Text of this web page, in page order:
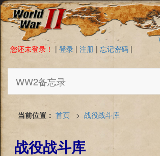
您还未登录！ | 登录 | 注册 | 忘记密码 |
WW2备忘录
当前位置： 首页 > 战役战斗库
战役战斗库